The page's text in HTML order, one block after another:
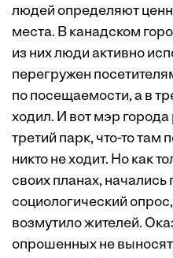
людей определяют
места. В канадском
из них люди активно
перегружен
по посещаемости, а в
ходил. И вот мэр
третий парк, что-то там
никто не ходит. Но как
своих планах,
социологический
возмутило жителей.
опрошенных не